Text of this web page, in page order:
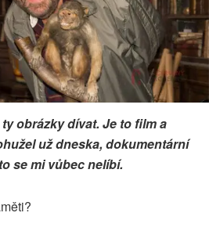
obrázky dívat. Je to film a
už dneska, dokumentární
se mi vůbec nelíbí.